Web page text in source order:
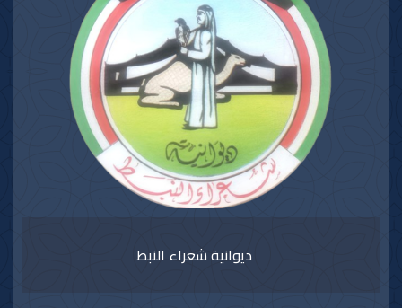
ديوانية شعراء النبط